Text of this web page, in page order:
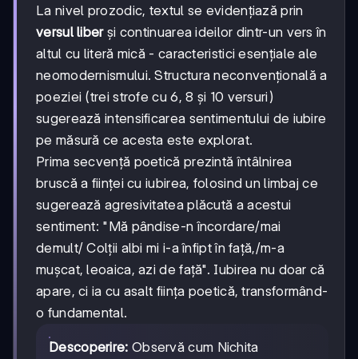
La nivel prozodic, textul se evidențiază prin
versul liberși continuarea ideilor dintr-un vers în
altul cu literă mică - caracteristici esențiale ale
neomodernismului. Structura neconvențională a
poeziei (trei strofe cu 6, 8 și 10 versuri)
sugerează intensificarea sentimentului de iubire
pe măsură ce acesta este explorat.
Prima secvență poetică prezintă întâlnirea
bruscă a ființei cu iubirea, folosind un limbaj ce
sugerează agresivitatea plăcută a acestui
sentiment: "Mă pândise-n încordare/mai
demult/ Colții albi mi i-a înfipt în față,/m-a
muşcat, leoaica, azi de faţă". Iubirea nu doar că
apare, ci ia cu asalt ființa poetică, transformând-
o fundamental.
Descoperire: Observă cum Nichita